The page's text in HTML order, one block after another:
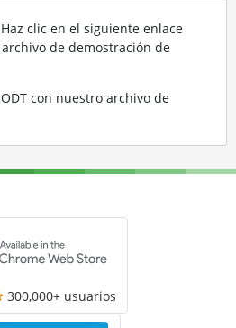
clic en el siguiente enlace
de demostración de
con nuestro archivo de
300,000+ usuarios